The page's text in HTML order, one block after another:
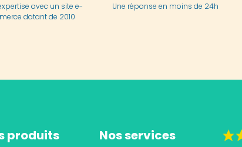
avec un site e-
datant de 2010
Une réponse en moins de 24h
produits Nos services